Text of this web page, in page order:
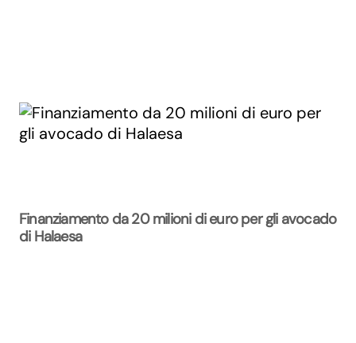
Finanziamento da 20 milioni di euro per gli avocado
di Halaesa